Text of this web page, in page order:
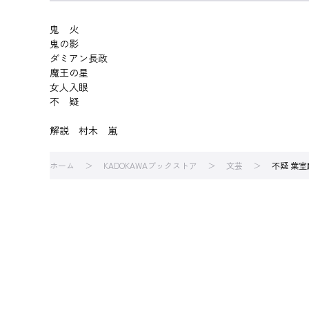
鬼 火
鬼の影
ダミアン長政
魔王の星
女人入眼
不 疑
解説 村木 嵐
ホーム KADOKAWAブックストア 文芸 不疑 葉